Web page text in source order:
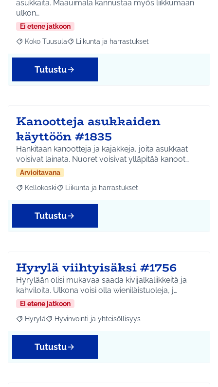
asukkaita. Maauimala kannustaa myös liikkumaan
ulkon…
Ei etene jatkoon
Rajaa tulokset aihepiirin mukaan: Koko Tuusula
Koko Tuusula Rajaa tulokset teeman mukaan: Liikunta ja
Liikunta ja harrastukset
Tutustu
Kanootteja asukkaiden
käyttöön #1835
Hankitaan kanootteja ja kajakkeja, joita asukkaat
voisivat lainata. Nuoret voisivat ylläpitää kanoot…
Arvioitavana
Rajaa tulokset aihepiirin mukaan: Kellokoski
Kellokoski Rajaa tulokset teeman mukaan: Liikunta ja
Liikunta ja harrastukset
Tutustu
Hyrylä viihtyisäksi #1756
Hyrylään olisi mukavaa saada kivijalkaliikkeitä ja
kahviloita. Ulkona voisi olla wieniläistuoleja, j…
Ei etene jatkoon
Rajaa tulokset aihepiirin mukaan: Hyrylä
Hyrylä Rajaa tulokset teeman mukaan: Hyvinvointi ja
Hyvinvointi ja yhteisöllisyys
Tutustu